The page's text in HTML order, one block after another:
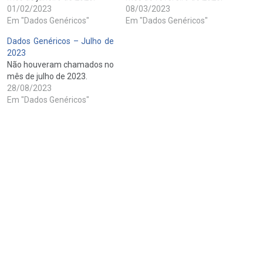
01/02/2023
Em "Dados Genéricos"
08/03/2023
Em "Dados Genéricos"
Dados Genéricos – Julho de
2023
Não houveram chamados no
mês de julho de 2023.
28/08/2023
Em "Dados Genéricos"